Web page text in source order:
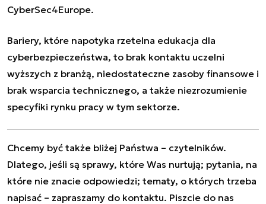
CyberSec4Europe.
Bariery, które napotyka rzetelna edukacja dla
cyberbezpieczeństwa, to brak kontaktu uczelni
wyższych z branżą, niedostateczne zasoby finansowe i
brak wsparcia technicznego, a także niezrozumienie
specyfiki rynku pracy w tym sektorze.
Chcemy być także bliżej Państwa – czytelników.
Dlatego, jeśli są sprawy, które Was nurtują; pytania, na
które nie znacie odpowiedzi; tematy, o których trzeba
napisać – zapraszamy do kontaktu. Piszcie do nas